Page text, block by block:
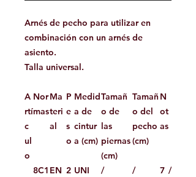
Arnés de pecho para utilizar en
combinación con un arnés de
asiento.
Talla universal.
A
rtí
c
ul
o
Nor
mas
Ma
teri
al
P
e
s
o
Medid
a de
cintur
a (cm)
Tamañ
o de
las
piernas
(cm)
Tamañ
o del
pecho
(cm)
N
ot
as
8C1 EN 2 UNI / /
7 /